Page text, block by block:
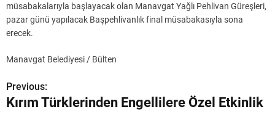
müsabakalarıyla başlayacak olan Manavgat Yağlı Pehlivan Güreşleri,
pazar günü yapılacak Başpehlivanlık final müsabakasıyla sona
erecek.
Manavgat Belediyesi / Bülten
Y
Previous:
Kırım Türklerinden Engellilere Özel Etkinlik